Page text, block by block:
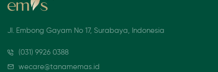
Jl. Embong Gayam No 17, Surabaya, Indonesia
(031) 9926 0388
wecare@tanamemas.id